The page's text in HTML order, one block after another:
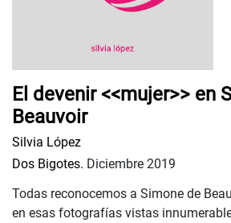
El devenir <<mujer>> en
Beauvoir
Silvia López
Dos Bigotes. Diciembre 2019
Todas reconocemos a Simone de
en esas fotografías vistas